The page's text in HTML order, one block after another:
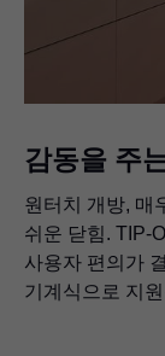
감동을 주
원터치 개방, 매
쉬운 닫힘. TIP-
사용자 편의가
기계식으로 지